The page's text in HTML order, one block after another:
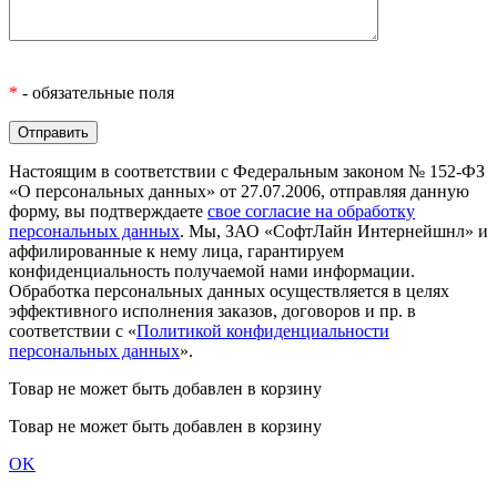
* - обязательные поля
Настоящим в соответствии с Федеральным законом № 152-ФЗ
«О персональных данных» от 27.07.2006, отправляя данную
форму, вы подтверждаете свое согласие на обработку
персональных данных. Мы, ЗАО «СофтЛайн Интернейшнл» и
аффилированные к нему лица, гарантируем
конфиденциальность получаемой нами информации.
Обработка персональных данных осуществляется в целях
эффективного исполнения заказов, договоров и пр. в
соответствии с «Политикой конфиденциальности
персональных данных».
Товар не может быть добавлен в корзину
Товар не может быть добавлен в корзину
OK